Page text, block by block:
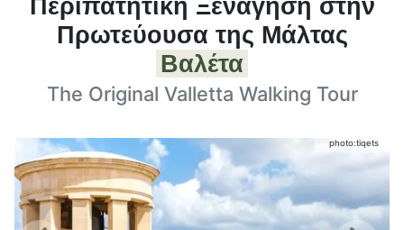
Πρωτεύουσα της Μάλτας
Βαλέτα
The Original Valletta Walking Tour
photo:tiqets